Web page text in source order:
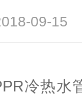
2018-09-
冷热水